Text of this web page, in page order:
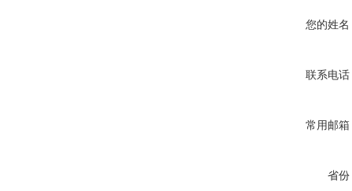
您的姓名
联系电话
常用邮箱
省份